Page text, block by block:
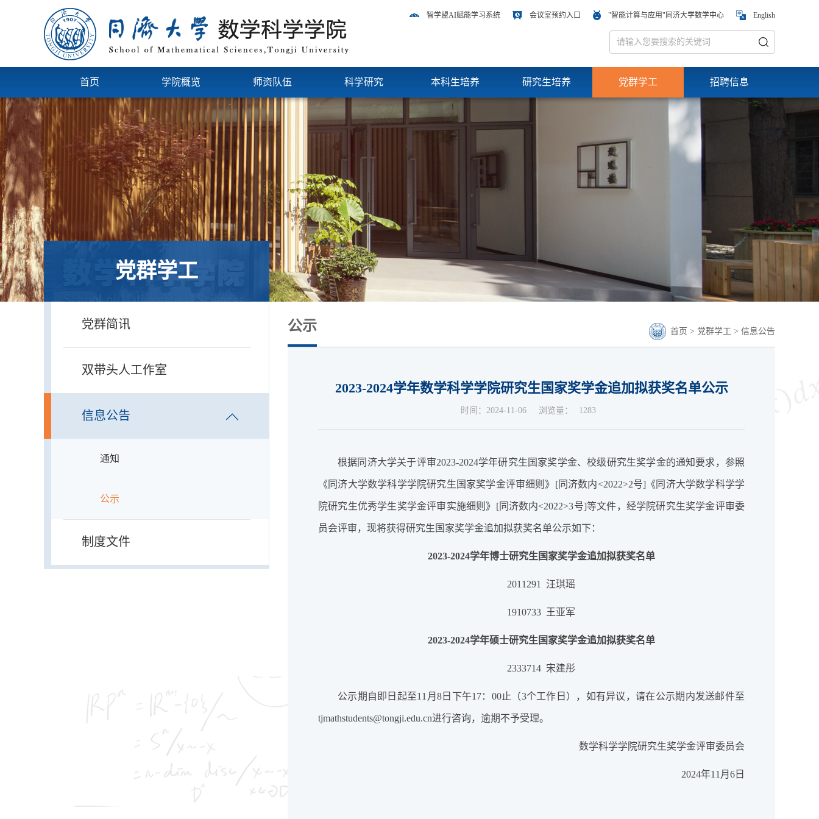
智学盟AI赋能学习系统 会议室预约入口 "智能计算与应用"同济大学数学中心 English
首页 学院概览 师资队伍 科学研究 本科生培养 研究生培养 党群学工 招聘信息
党群学工
党群简讯
双带头人工作室
信息公告
通知
公示
制度文件
公示 首页 > 党群学工 > 信息公告
2023-2024学年数学科学学院研究生国家奖学金追加拟获奖名单公示
时间：2024-11-06 浏览量： 1283
根据同济大学关于评审2023-2024学年研究生国家奖学金、校级研究生奖学金的通知要求，参照
《同济大学数学科学学院研究生国家奖学金评审细则》[同济数内<2022>2号]《同济大学数学科学学
院研究生优秀学生奖学金评审实施细则》[同济数内<2022>3号]等文件，经学院研究生奖学金评审委
员会评审，现将获得研究生 国家奖学金追加拟获奖名单公示如下：
2023-2024学年博士研究生国家奖学金追加拟获奖名单
2011291 汪琪瑶
1910733 王亚军
2023-2024学年硕士研究生国家奖学金追加拟获奖名单
2333714 宋建彤
公示期自即日起至11月8日下午17：00止（3个工作日），如有异议，请在公示期内发送邮件至
tjmathstudents@tongji.edu.cn进行咨询，逾期不予受理。
数学科学学院研究生奖学金评审委员会
2024年11月6日